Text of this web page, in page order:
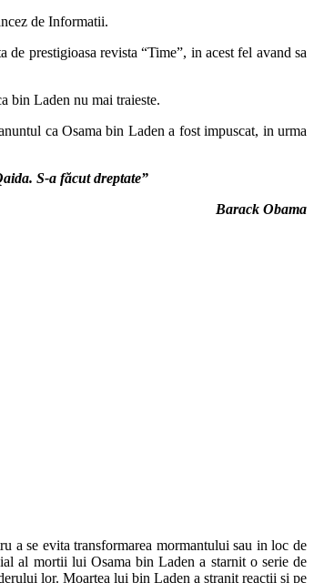
de Informatii.
prestigioasa revista “Time”, in acest fel avand sa
bin Laden nu mai traieste.
ca Osama bin Laden a fost impuscat, in urma
S-a făcut dreptate”
Barack Obama
a se evita transformarea mormantului sau in loc de
al mortii lui Osama bin Laden a starnit o serie de
lor. Moartea lui bin Laden a stranit reactii si pe